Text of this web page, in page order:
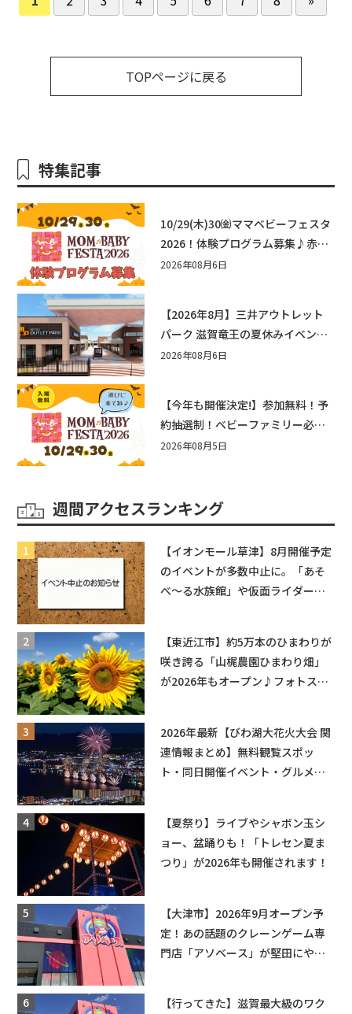
TOPページに戻る
特集記事
10/29(木)30㈮ママベビーフェスタ
2026！体験プログラム募集♪赤ち
ゃん向けイベントに出演しません
2026年08月6日
【2026年8月】三井アウトレット
パーク 滋賀竜王の夏休みイベント
まとめ！びしょぬれ水あそび・激
2026年08月6日
【今年も開催決定!】参加無料！予
約抽選制！ベビーファミリー必見
☆入場無料☆10/29(木)30(金)ママ
2026年08月5日
週間アクセスランキング
【イオンモール草津】8月開催予定
のイベントが多数中止に。「あそ
べ〜る水族館」や仮面ライダーシ
【東近江市】約5万本のひまわりが
咲き誇る「山梶農園ひまわり畑」
が2026年もオープン♪フォトスポ
2026年最新【びわ湖大花火大会 関
連情報まとめ】無料観覧スポッ
ト・同日開催イベント・グルメマ
【夏祭り】ライブやシャボン玉シ
ョー、盆踊りも！「トレセン夏ま
つり」が2026年も開催されます！
【大津市】2026年9月オープン予
定！あの話題のクレーンゲーム専
門店「アソベース」が堅田にやっ
【行ってきた】滋賀最大級のワク